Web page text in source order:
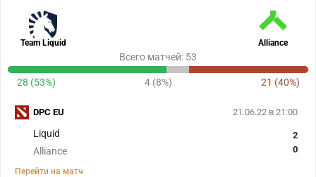
Team Liquid Alliance
Всего матчей: 53
28 (53%) 4 (8%) 21 (40%)
21.06.22 в 21:00
Liquid
Alliance
2
0
Перейти на матч
DPC EU